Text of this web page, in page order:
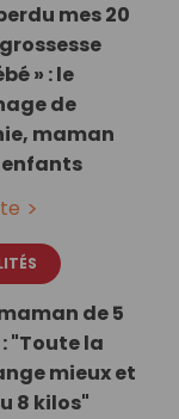
mes 20
» : le
de
maman
enfants
de 5
"Toute la
mieux et
8 kilos"